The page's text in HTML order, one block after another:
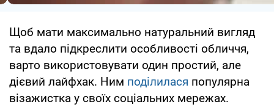
Щоб мати максимально натуральний вигляд
та вдало підкреслити особливості обличчя,
варто використовувати один простий, але
дієвий лайфхак. Ним поділилася популярна
візажистка у своїх соціальних мережах.